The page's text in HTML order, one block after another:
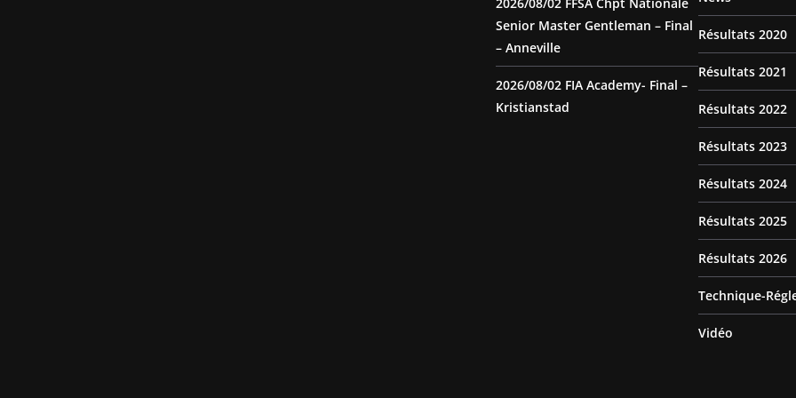
Senior Master Gentleman – Final
– Anneville
2026/08/02 FIA Academy- Final –
Kristianstad
Résultats 2020
Résultats 2021
Résultats 2022
Résultats 2023
Résultats 2024
Résultats 2025
Résultats 2026
Technique-
Vidéo